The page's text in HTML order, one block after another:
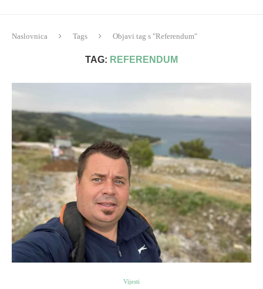
Naslovnica Tags Objavi tag s "Referendum"
TAG: REFERENDUM
Vijesti